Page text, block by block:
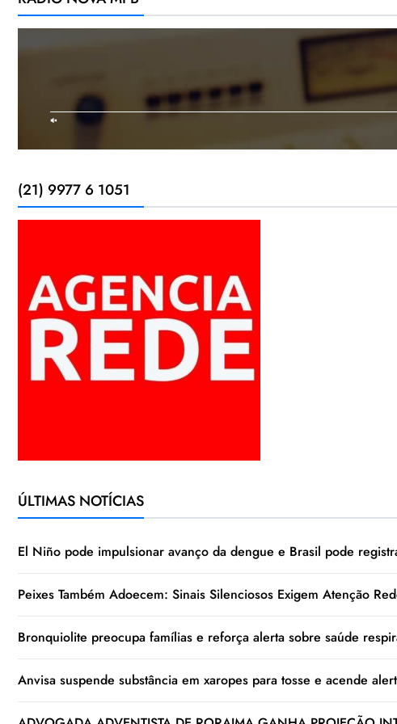
(21) 9977 6 1051
ÚLTIMAS NOTÍCIAS
El Niño pode impulsionar avanço da dengue e Brasil pode
Peixes Também Adoecem: Sinais Silenciosos Exigem Atenção
Bronquiolite preocupa famílias e reforça alerta sobre saúde
Anvisa suspende substância em xaropes para tosse e acende